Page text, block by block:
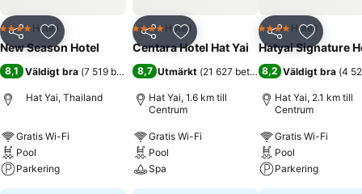
Dela Lägg till i Mina Favoriter
4 StjärnorHotell
New Season Hotel
8,1 Väldigt bra (7 519 betyg )
Hat Yai, Thailand
Gratis Wi-Fi
Pool
Parkering
Dela Lägg till i Mina Favoriter
4 StjärnorHotell
Centara Hotel Hat Yai
8,7 Utmärkt (21 627 betyg)
Hat Yai, 1.6 km till
Centrum
Gratis Wi-Fi
Pool
Spa
Dela Lägg till
4 StjärnorHotell
Hatyai Signature
8,2 Väldigt bra (4
Hat Yai, 2.1 km till
Centrum
Gratis Wi-Fi
Pool
Parkering